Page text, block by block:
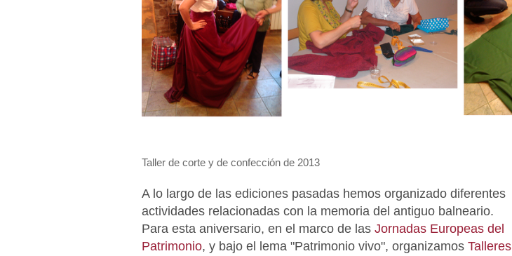
Taller de corte y de confección de 2013
A lo largo de las ediciones pasadas hemos organizado diferentes
actividades relacionadas con la memoria del antiguo balneario.
Para esta aniversario, en el marco de las Jornadas Europeas del
Patrimonio, y bajo el lema "Patrimonio vivo", organizamos Talleres